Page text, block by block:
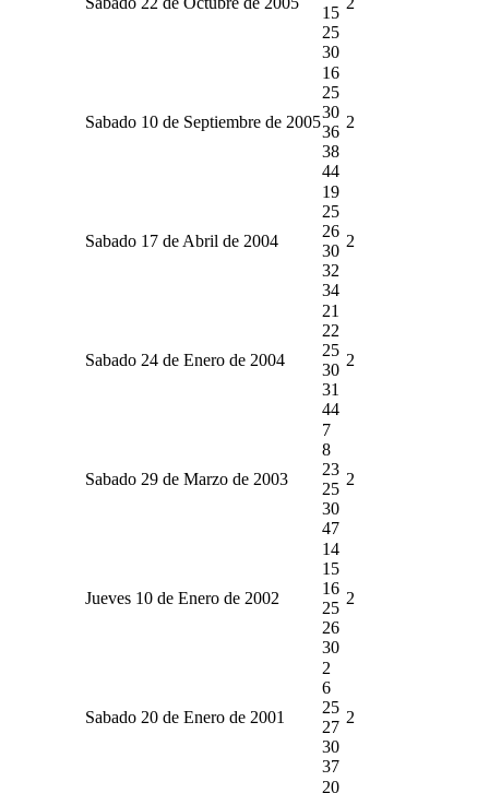
15
25
30
Sabado 10 de Septiembre de 2005
16
25
30
36
38
44
2
Sabado 17 de Abril de 2004
19
25
26
30
32
34
2
Sabado 24 de Enero de 2004
21
22
25
30
31
44
2
Sabado 29 de Marzo de 2003
7
8
23
25
30
47
2
Jueves 10 de Enero de 2002
14
15
16
25
26
30
2
Sabado 20 de Enero de 2001
2
6
25
27
30
37
2
20